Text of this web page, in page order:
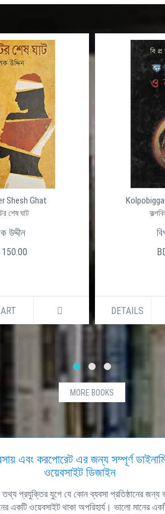
Shesh Ghat
শেষ ঘাট
উদ্দীন
150.00
DETAILS
MORE BOOKS
এবং করপোরেট এর জন্য সম্পূর্ণ
ওয়েবসাইট ডিজাইন
তথ্য প্রযুক্তির যুগে যে কোন ব্যবসা প্রতিষ্ঠানের জন্য
একটি ওয়েবসাইট থাকা অপরিহার্য। ভালো মানের